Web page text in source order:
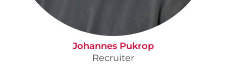
Johannes Pukrop
Recruiter